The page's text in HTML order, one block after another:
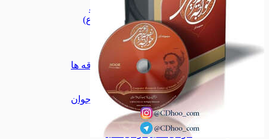
قرآن و ادعیه
قرآن و ادعیه
معصومین (ع) معصومین (ع)
علوم دینی علوم دینی
آثار بزرگان آثار بزرگان
حوزوی
حوزوی
ادیان و فرقه ها
ادیان و فرقه ها
آموزشی آموزشی
واژه نامه واژه نامه
کودک و نوجوان کودک و نوجوان
خانواده خانواده
تلفن همراه تلفن همراه
مولتی مدیا مولتی مدیا